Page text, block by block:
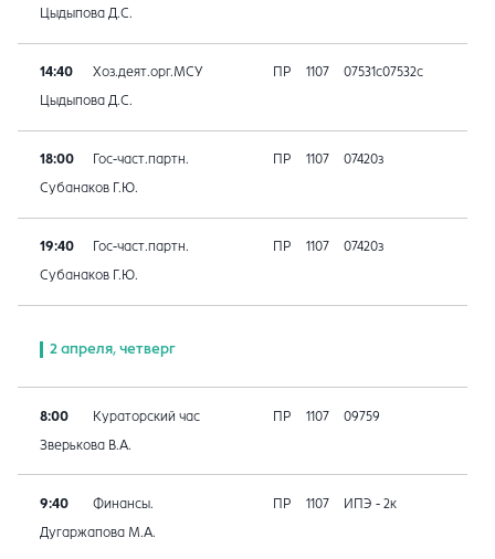
Цыдыпова Д.С.
14:40 Хоз.деят.орг.МСУ ПР 1107 07531с07532с
Цыдыпова Д.С.
18:00 Гос-част.партн. ПР 1107 07420з
Субанаков Г.Ю.
19:40 Гос-част.партн. ПР 1107 07420з
Субанаков Г.Ю.
2 апреля, четверг
8:00 Кураторский час ПР 1107 09759
Зверькова В.А.
9:40 Финансы. ПР 1107 ИПЭ - 2к
Дугаржапова М.А.